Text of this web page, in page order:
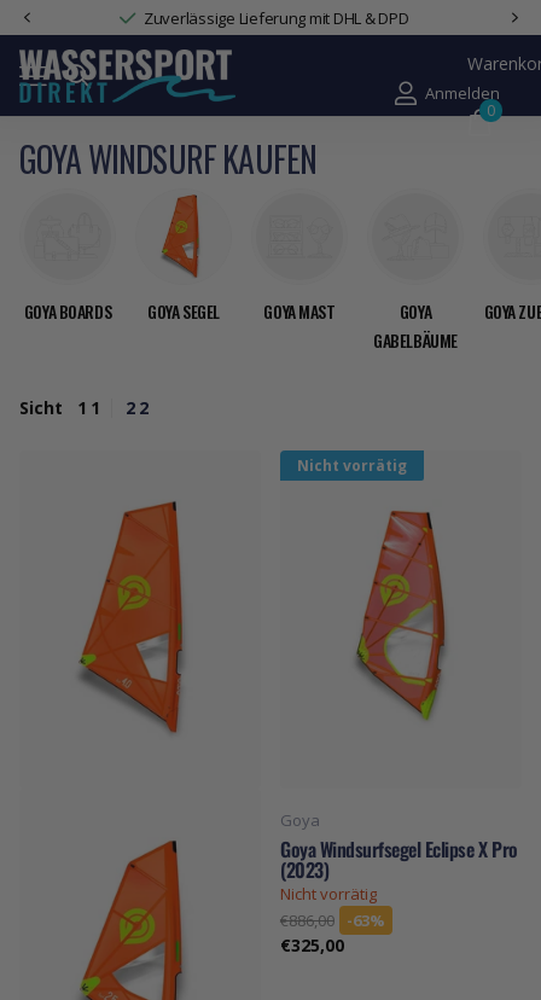
& DPD Familienunternehmen mit
Anmelden
0
GOYA WINDSURF KAUFEN
GOYA BOARDS GOYA SEGEL GOYA MAST
GOYA
GABELBÄUME
GOYA
Sicht 1 1 2 2
Nicht vorrätig
Goya
Goya Windsurfsegel Eclipse X Pro
(2023)
Nicht vorrätig
€886,00
-63%
€325,00